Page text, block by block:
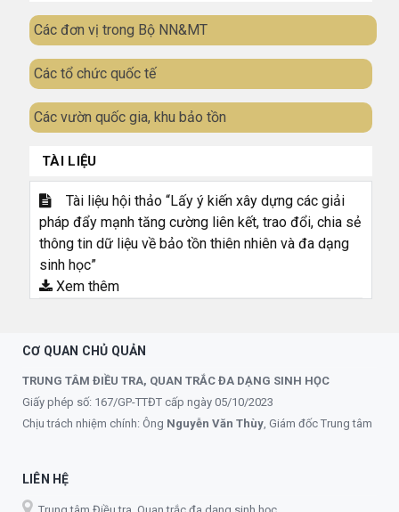
Các đơn vị trong Bộ NN&MT
Các tổ chức quốc tế
Các vườn quốc gia, khu bảo tồn
TÀI LIỆU
Tài liệu hội thảo “Lấy ý kiến xây dựng các giải
pháp đẩy mạnh tăng cường liên kết, trao đổi, chia sẻ
thông tin dữ liệu về bảo tồn thiên nhiên và đa dạng
sinh học”
Xem thêm
CƠ QUAN CHỦ QUẢN
TRUNG TÂM ĐIỀU TRA, QUAN TRẮC ĐA DẠNG SINH HỌC
Giấy phép số: 167/GP-TTĐT cấp ngày 05/10/2023
Chịu trách nhiệm chính: Ông Nguyễn Văn Thùy , Giám đốc Trung tâm
LIÊN HỆ